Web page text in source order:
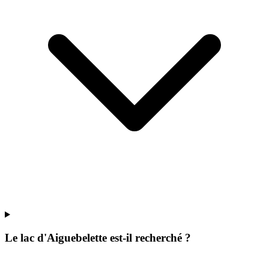
Le lac d'Aiguebelette est-il recherché ?